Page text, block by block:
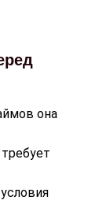
она